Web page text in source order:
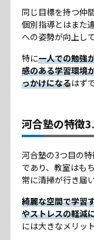
同じ目標を持つ仲
個別指導とはまた
への姿勢が向上し
特に一人での勉強
感のある学習環境
っかけになるはず
河合塾の特徴
河合塾の3つ目の
であり、教室はも
常に清掃が行き届
綺麗な空間で学習
やストレスの軽減
には大きなメリッ